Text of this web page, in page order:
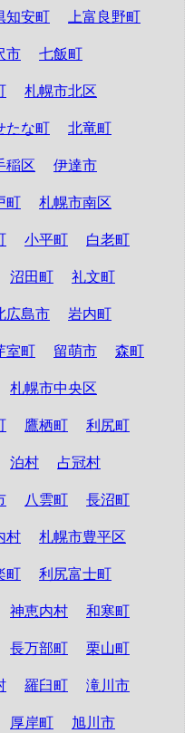
知安町 上富良野町
市 七飯町
札幌市北区
たな町 北竜町
稲区 伊達市
町 札幌市南区
小平町 白老町
沼田町 礼文町
広島市 岩内町
室町 留萌市 森町
札幌市中央区
鷹栖町 利尻町
泊村 占冠村
八雲町 長沼町
村 札幌市豊平区
町 利尻富士町
神恵内村 和寒町
長万部町 栗山町
羅臼町 滝川市
厚岸町 旭川市